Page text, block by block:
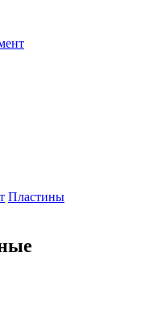
Пластины